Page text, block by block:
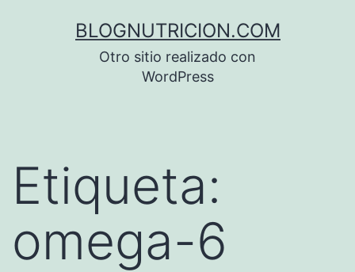
BLOGNUTRICION.COM
Otro sitio realizado con
WordPress
Etiqueta:
omega-6